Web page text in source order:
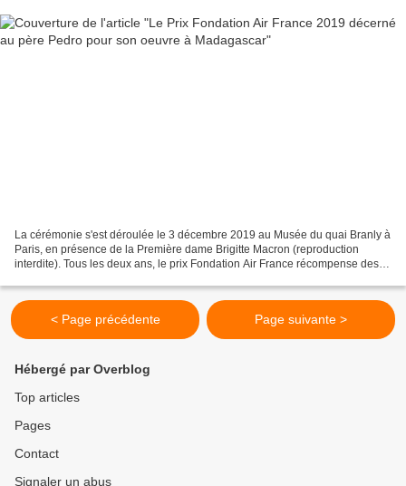
La cérémonie s'est déroulée le 3 décembre 2019 au Musée du quai Branly à
Paris, en présence de la Première dame Brigitte Macron (reproduction
interdite). Tous les deux ans, le prix Fondation Air France récompense des
< Page précédente Page suivante >
Hébergé par Overblog
Top articles
Pages
Contact
Signaler un abus